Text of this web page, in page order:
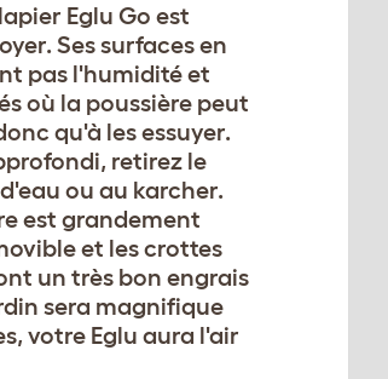
Eglu Go est
Ses surfaces en
pas l'humidité et
où la poussière peut
qu'à les essuyer.
retirez le
ou au karcher.
est grandement
et les crottes
un très bon engrais
sera magnifique
votre Eglu aura l'air